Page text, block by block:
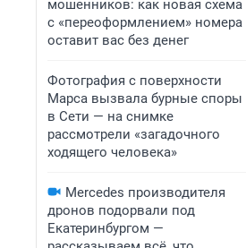
мошенников: как новая схема
с «переоформлением» номера
оставит вас без денег
Фотография с поверхности
Марса вызвала бурные споры
в Сети — на снимке
рассмотрели «загадочного
ходящего человека»
Mercedes производителя
дронов подорвали под
Екатеринбургом —